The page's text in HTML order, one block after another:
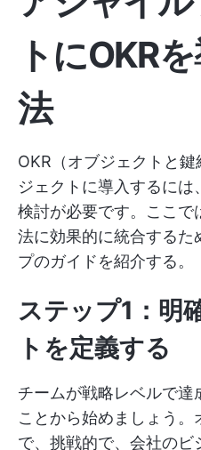
トにOKR
法
OKR（オブジェクトと
ジェクトに導入するには
検討が必要です。ここで
法に効果的に統合するた
プのガイドを紹介する。
ステップ1：明
トを定義する
チームが戦略レベルで達
ことから始めましょう
で、挑戦的で、会社の